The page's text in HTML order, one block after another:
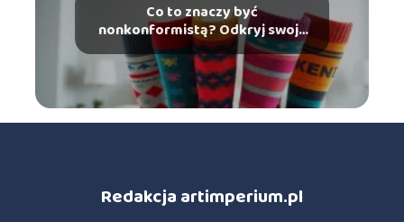
Co to znaczy być
nonkonformistą? Odkryj swoją
indywidualność!
Redakcja artimperium.pl